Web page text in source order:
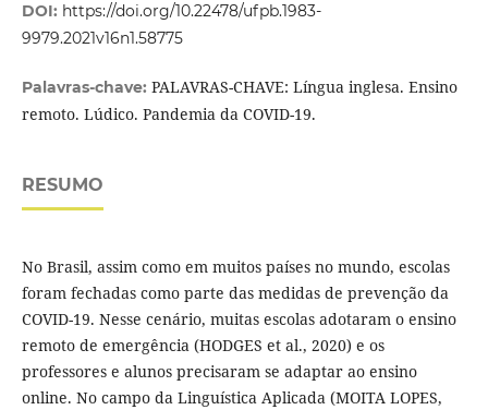
DOI: https://doi.org/10.22478/ufpb.1983-
9979.2021v16n1.58775
Palavras-chave: PALAVRAS-CHAVE: Língua inglesa. Ensino
remoto. Lúdico. Pandemia da COVID-19.
RESUMO
No Brasil, assim como em muitos países no mundo, escolas
foram fechadas como parte das medidas de prevenção da
COVID-19. Nesse cenário, muitas escolas adotaram o ensino
remoto de emergência (HODGES et al., 2020) e os
professores e alunos precisaram se adaptar ao ensino
online. No campo da Linguística Aplicada (MOITA LOPES,